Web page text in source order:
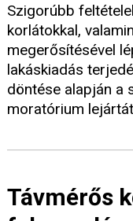
Szigorúbb
korlátokkal,
megerősítésével
lakáskiadás
döntése alapján a
moratórium
Távmérős